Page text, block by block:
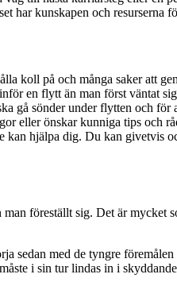
kunskapen och resurserna
koll på och många saker att
en flytt än man först väntat
gå sönder under flytten och
eller önskar kunniga tips och
hjälpa dig. Du kan givetvis
föreställt sig. Det är mycket
sedan med de tyngre
i sin tur lindas in i